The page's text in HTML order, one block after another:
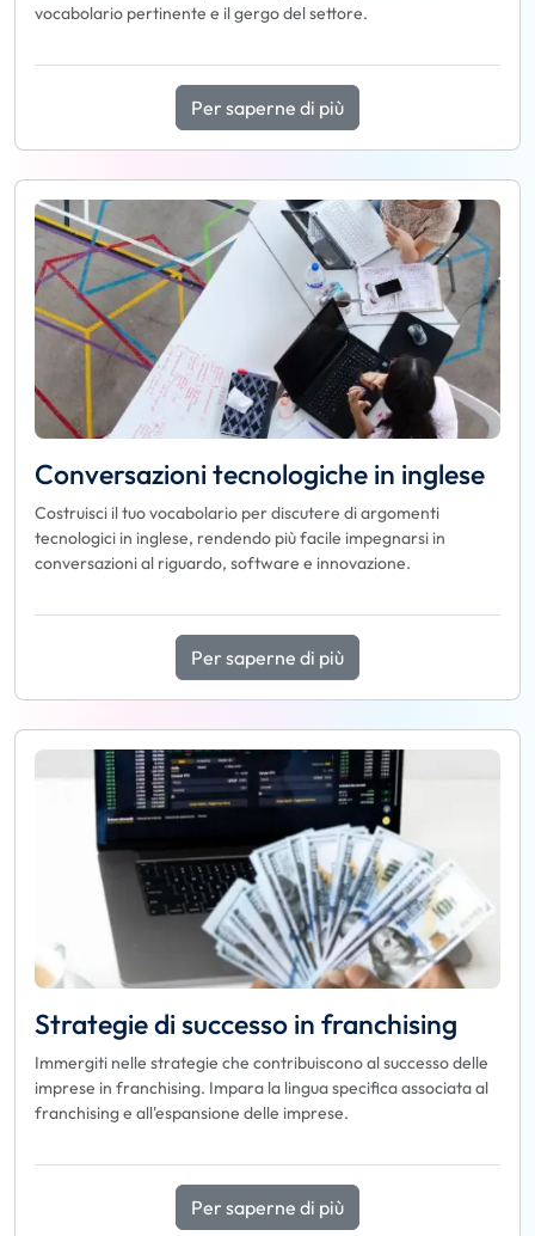
vocabolario pertinente e il gergo del settore.
Per saperne di più
Conversazioni tecnologiche in inglese
Costruisci il tuo vocabolario per discutere di argomenti
tecnologici in inglese, rendendo più facile impegnarsi in
conversazioni al riguardo, software e innovazione.
Per saperne di più
Strategie di successo in franchising
Immergiti nelle strategie che contribuiscono al successo delle
imprese in franchising. Impara la lingua specifica associata al
franchising e all'espansione delle imprese.
Per saperne di più